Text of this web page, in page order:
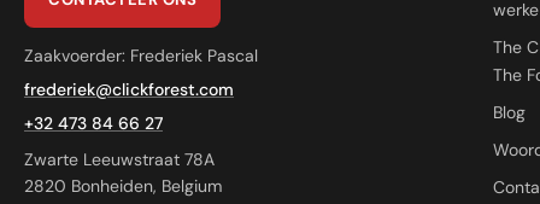
Zaakvoerder: Frederiek Pascal
frederiek@clickforest.com
+32 473 84 66 27
Zwarte Leeuwstraat 78A
2820 Bonheiden, Belgium
The
The
Blog